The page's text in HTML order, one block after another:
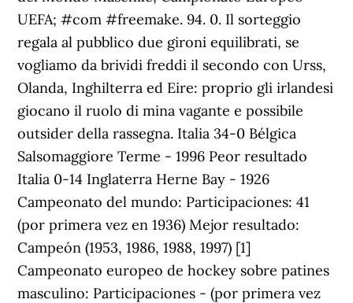
UEFA; #com #freemake. 94. 0. Il sorteggio
regala al pubblico due gironi equilibrati, se
voglia­mo da brividi freddi il secondo con Urss,
Olanda, Inghilterra ed Eire: proprio gli irlandesi
giocano il ruolo di mina vagante e possibile
outsider della rassegna. Italia 34-0 Bélgica
Salsomaggiore Terme - 1996 Peor resultado
Italia 0-14 Inglaterra Herne Bay - 1926
Campeonato del mundo: Participaciones: 41
(por primera vez en 1936) Mejor resultado:
Campeón (1953, 1986, 1988, 1997) [1]
Campeonato europeo de hockey sobre patines
masculino: Participaciones - (por primera vez